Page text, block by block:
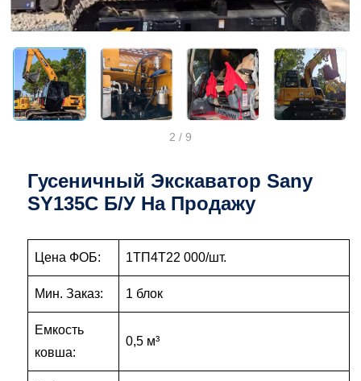
2 / 9
Гусеничный Экскаватор Sany
SY135C Б/у На Продажу
Цена ФОБ: 1ТП4Т22 000/шт.
Мин. Заказ: 1 блок
Емкость
ковша:
0,5 м³